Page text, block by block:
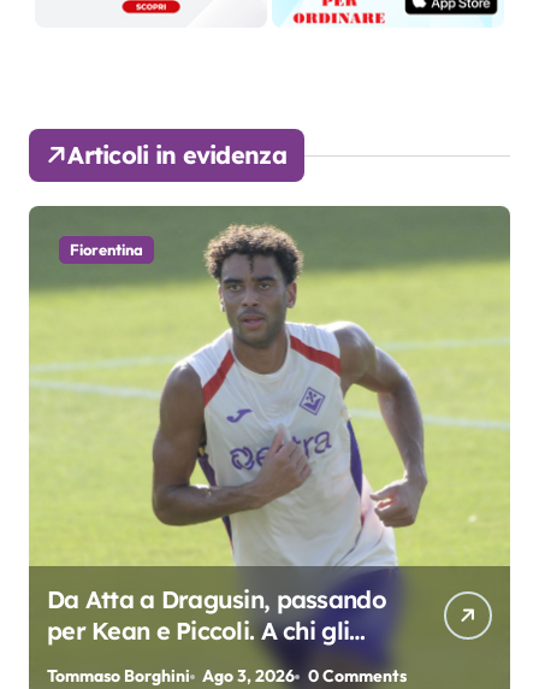
Articoli in evidenza
Fiorentina
Da Atta a Dragusin, passando
per Kean e Piccoli. A chi gli
oscar del precampionato?
Tommaso Borghini Ago 3, 2026 0 Comments